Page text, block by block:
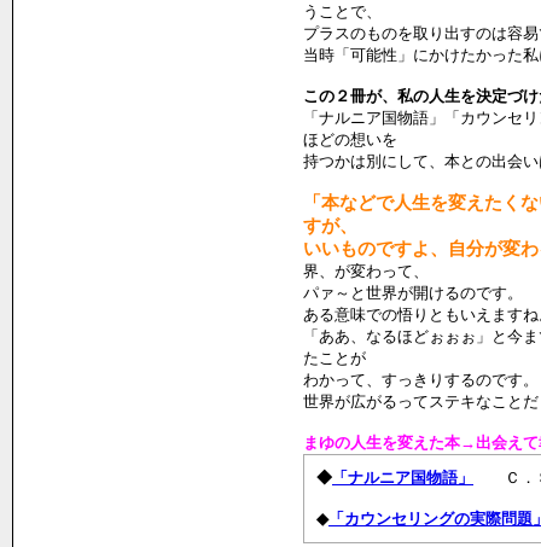
うことで、
プラスのものを取り出すのは容
当時「可能性」にかけたかった
この２冊が、私の人生を決定づ
「ナルニア国物語」「カウンセ
ほどの想いを
持つかは別にして、本との出会
「本などで人生を変えたく
すが、
いいものですよ、自分が変
界、が変わって、
パァ～と世界が開けるのです。
ある意味での悟りともいえます
「ああ、なるほどぉぉぉ」と今
たことが
わかって、すっきりするのです。
世界が広がるってステキなこと
まゆの人生を変えた本→出会え
◆ 「ナルニア国物語」 Ｃ．
◆「カウンセリングの実際問題